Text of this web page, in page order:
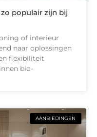
populair zijn bij
of interieur
naar oplossingen
flexibiliteit
bio-
AANBIEDINGEN